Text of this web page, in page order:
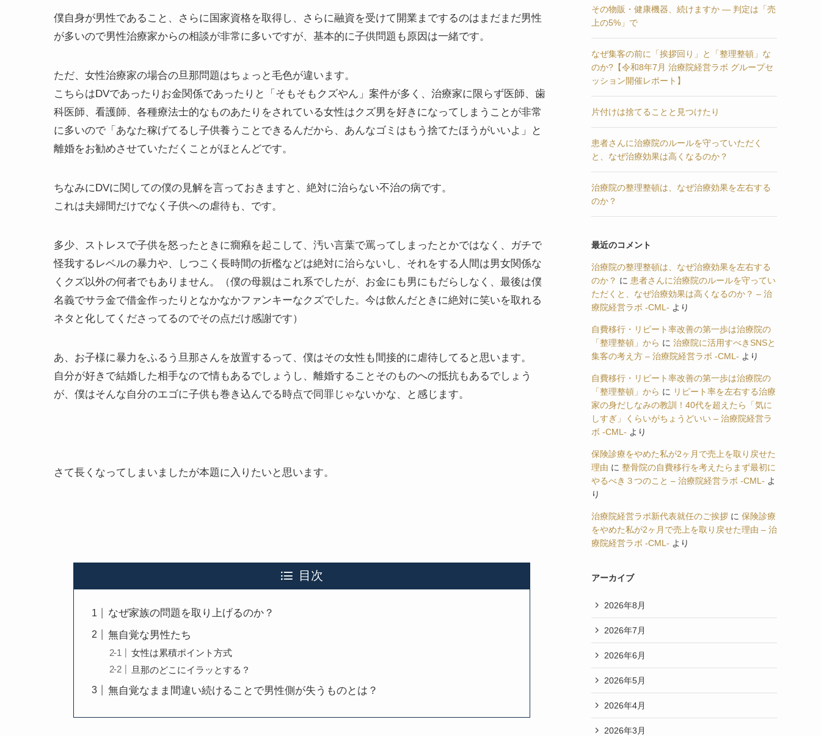
僕自身が男性であること、さらに国家資格を取得し、さらに融資を受けて開業までするのはまだまだ男性
が多いので男性治療家からの相談が非常に多いですが、基本的に子供問題も原因は一緒です。
ただ、女性治療家の場合の旦那問題はちょっと毛色が違います。
こちらはDVであったりお金関係であったりと「そもそもクズやん」案件が多く、治療家に限らず医師、歯
科医師、看護師、各種療法士的なものあたりをされている女性はクズ男を好きになってしまうことが非常
に多いので「あなた稼げてるし子供養うことできるんだから、あんなゴミはもう捨てたほうがいいよ」と
離婚をお勧めさせていただくことがほとんどです。
ちなみにDVに関しての僕の見解を言っておきますと、絶対に治らない不治の病です。
これは夫婦間だけでなく子供への虐待も、です。
多少、ストレスで子供を怒ったときに癇癪を起こして、汚い言葉で罵ってしまったとかではなく、ガチで
怪我するレベルの暴力や、しつこく長時間の折檻などは絶対に治らないし、それをする人間は男女関係な
くクズ以外の何者でもありません。（僕の母親はこれ系でしたが、お金にも男にもだらしなく、最後は僕
名義でサラ金で借金作ったりとなかなかファンキーなクズでした。今は飲んだときに絶対に笑いを取れる
ネタと化してくださってるのでその点だけ感謝です）
あ、お子様に暴力をふるう旦那さんを放置するって、僕はその女性も間接的に虐待してると思います。
自分が好きで結婚した相手なので情もあるでしょうし、離婚することそのものへの抵抗もあるでしょう
が、僕はそんな自分のエゴに子供も巻き込んでる時点で同罪じゃないかな、と感じます。
さて長くなってしまいましたが本題に入りたいと思います。
目次
なぜ家族の問題を取り上げるのか？
無自覚な男性たち
女性は累積ポイント方式
旦那のどこにイラッとする？
無自覚なまま間違い続けることで男性側が失うものとは？
その物販・健康機器、続けますか — 判定は「売
上の5%」で
なぜ集客の前に「挨拶回り」と「整理整頓」な
のか?【令和8年7月 治療院経営ラボ グループセ
ッション開催レポート】
片付けは捨てることと見つけたり
患者さんに治療院のルールを守っていただく
と、なぜ治療効果は高くなるのか？
治療院の整理整頓は、なぜ治療効果を左右する
のか？
最近のコメント
治療院の整理整頓は、なぜ治療効果を左右する
のか？ に 患者さんに治療院のルールを守ってい
ただくと、なぜ治療効果は高くなるのか？ – 治
療院経営ラボ -CML- より
自費移行・リピート率改善の第一歩は治療院の
「整理整頓」から に 治療院に活用すべきSNSと
集客の考え方 – 治療院経営ラボ -CML- より
自費移行・リピート率改善の第一歩は治療院の
「整理整頓」から に リピート率を左右する治療
家の身だしなみの教訓！40代を超えたら「気に
しすぎ」くらいがちょうどいい – 治療院経営ラ
ボ -CML- より
保険診療をやめた私が2ヶ月で売上を取り戻せた
理由 に 整骨院の自費移行を考えたらまず最初に
やるべき３つのこと – 治療院経営ラボ -CML- よ
り
治療院経営ラボ新代表就任のご挨拶 に 保険診療
をやめた私が2ヶ月で売上を取り戻せた理由 – 治
療院経営ラボ -CML- より
アーカイブ
2026年8月
2026年7月
2026年6月
2026年5月
2026年4月
2026年3月